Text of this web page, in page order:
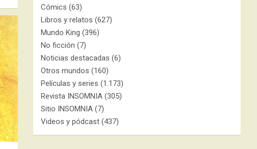
Cómics (63)
Libros y relatos (627)
Mundo King (396)
No ficción (7)
Noticias destacadas (6)
Otros mundos (160)
Películas y series (1.173)
Revista INSOMNIA (305)
Sitio INSOMNIA (7)
Videos y pódcast (437)